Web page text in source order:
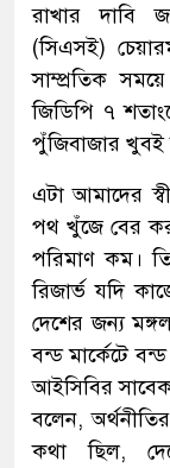
রাখার দাবি
(সিএসই)
সাম্প্রতিক
জিডিপি ৭
পুঁজিবাজার খুবই
এটা আমাদের
পথ খুঁজে বের
পরিমাণ কম।
রিজার্ভ যদি
দেশের জন্য
বন্ড মার্কেটে
আইসিবির
বলেন,
কথা ছিল,